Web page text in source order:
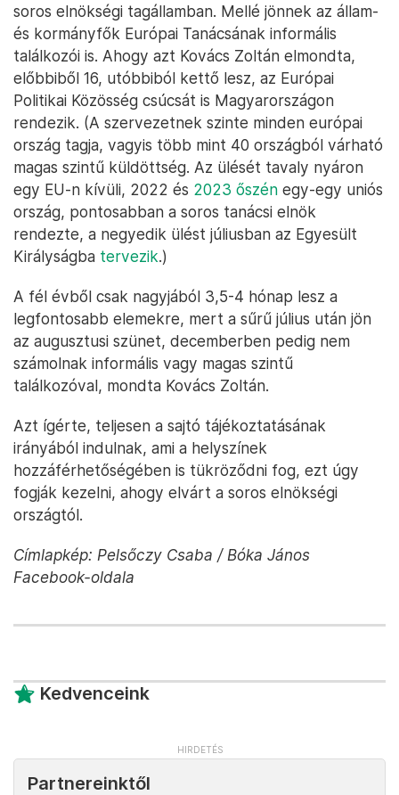
soros elnökségi tagállamban. Mellé jönnek az állam-
és kormányfők Európai Tanácsának informális
találkozói is. Ahogy azt Kovács Zoltán elmondta,
előbbiből 16, utóbbiból kettő lesz, az Európai
Politikai Közösség csúcsát is Magyarországon
rendezik. (A szervezetnek szinte minden európai
ország tagja, vagyis több mint 40 országból várható
magas szintű küldöttség. Az ülését tavaly nyáron
egy EU-n kívüli, 2022 és 2023 őszén egy-egy uniós
ország, pontosabban a soros tanácsi elnök
rendezte, a negyedik ülést júliusban az Egyesült
Királyságba tervezik.)
A fél évből csak nagyjából 3,5-4 hónap lesz a
legfontosabb elemekre, mert a sűrű július után jön
az augusztusi szünet, decemberben pedig nem
számolnak informális vagy magas szintű
találkozóval, mondta Kovács Zoltán.
Azt ígérte, teljesen a sajtó tájékoztatásának
irányából indulnak, ami a helyszínek
hozzáférhetőségében is tükröződni fog, ezt úgy
fogják kezelni, ahogy elvárt a soros elnökségi
országtól.
Címlapkép: Pelsőczy Csaba / Bóka János
Facebook-oldala
Kedvenceink
Partnereinktől